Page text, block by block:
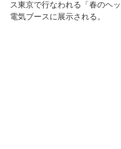
ス東京で行なわれる「春のヘ
電気ブースに展示される。